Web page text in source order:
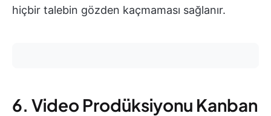
hiçbir talebin gözden kaçmaması sağlanır.
6. Video Prodüksiyonu Kanban